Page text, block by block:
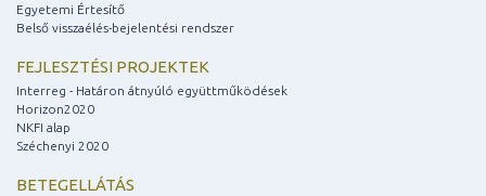
Egyetemi Értesítő
Belső visszaélés-bejelentési rendszer
FEJLESZTÉSI PROJEKTEK
Interreg - Határon átnyúló együttműködések
Horizon2020
NKFI alap
Széchenyi 2020
BETEGELLÁTÁS